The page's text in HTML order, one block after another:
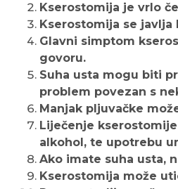
Kserostomija je vrlo
Kserostomija se
Glavni simptom
govoru.
Suha usta mogu biti
problem povezan s
Manjak pljuvačke
Liječenje
alkohol, te upotrebu
Ako imate suha usta,
Kserostomija može